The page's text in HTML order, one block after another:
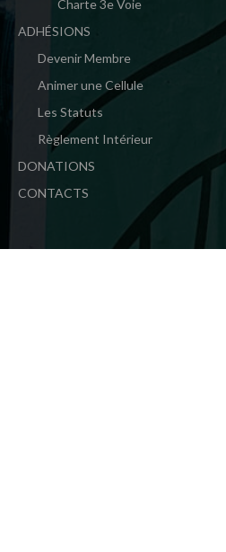
Charte 3e Voie
ADHÉSIONS
Devenir Membre
Animer une Cellule
Les Statuts
Règlement Intérieur
DONATIONS
CONTACTS